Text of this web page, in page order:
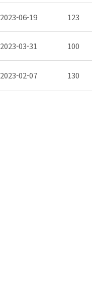
2023-06-19 123
2023-03-31 100
2023-02-07 130